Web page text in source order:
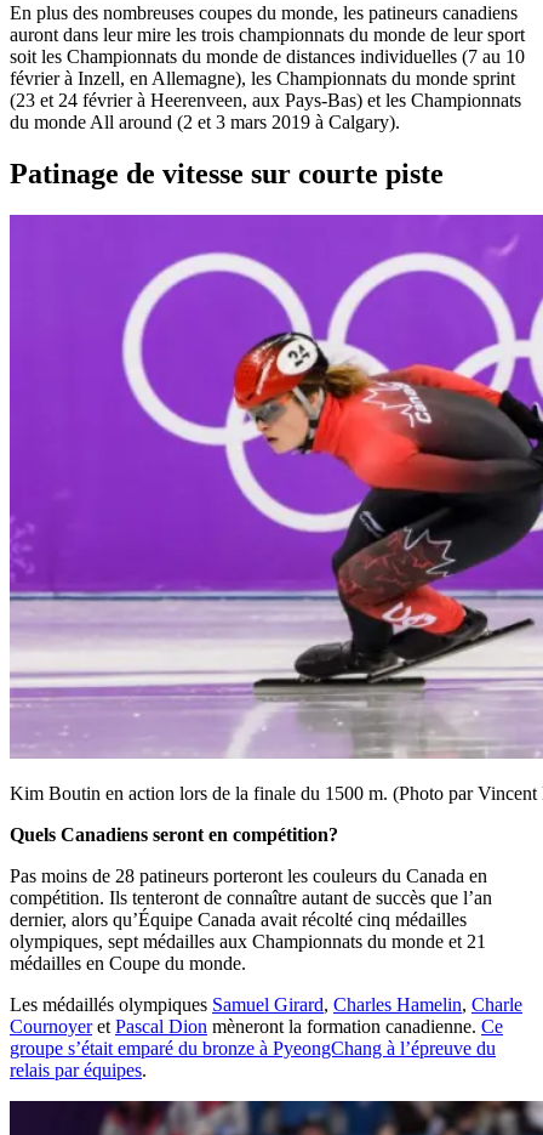
En plus des nombreuses coupes du monde, les patineurs canadiens
auront dans leur mire les trois championnats du monde de leur sport
soit les Championnats du monde de distances individuelles (7 au 10
février à Inzell, en Allemagne), les Championnats du monde sprint
(23 et 24 février à Heerenveen, aux Pays-Bas) et les Championnats
du monde All around (2 et 3 mars 2019 à Calgary).
Patinage de vitesse sur courte piste
Kim Boutin en action lors de la finale du 1500 m. (Photo par
Quels Canadiens seront en compétition?
Pas moins de 28 patineurs porteront les couleurs du Canada en
compétition. Ils tenteront de connaître autant de succès que l’an
dernier, alors qu’Équipe Canada avait récolté cinq médailles
olympiques, sept médailles aux Championnats du monde et 21
médailles en Coupe du monde.
Les médaillés olympiques Samuel Girard, Charles Hamelin, Charle
Cournoyeret Pascal Dion mèneront la formation canadienne. Ce
groupe s’était emparé du bronze à PyeongChang à l’épreuve du
relais par équipes.